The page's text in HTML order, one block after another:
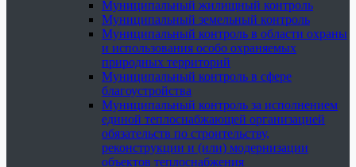
Муниципальный жилищный контроль
Муниципальный земельный контроль
Муниципальный контроль в области охраны
и использования особо охраняемых
природных территорий
Муниципальный контроль в сфере
благоустройства
Муниципальный контроль за исполнением
единой теплоснабжающей организацией
обязательств по строительству,
реконструкции и (или) модернизации
объектов теплоснабжения